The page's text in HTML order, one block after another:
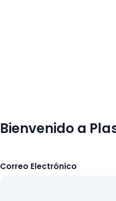
Bienvenido a
Correo Electrónico